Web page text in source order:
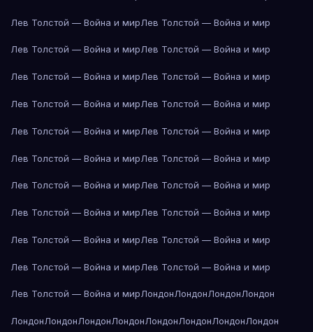
Лев Толстой — Война и мирЛев Толстой — Война и мир
Лев Толстой — Война и мирЛев Толстой — Война и мир
Лев Толстой — Война и мирЛев Толстой — Война и мир
Лев Толстой — Война и мирЛев Толстой — Война и мир
Лев Толстой — Война и мирЛев Толстой — Война и мир
Лев Толстой — Война и мирЛев Толстой — Война и мир
Лев Толстой — Война и мирЛев Толстой — Война и мир
Лев Толстой — Война и мирЛев Толстой — Война и мир
Лев Толстой — Война и мирЛев Толстой — Война и мир
Лев Толстой — Война и мирЛев Толстой — Война и мир
Лев Толстой — Война и мирЛондонЛондонЛондонЛондон
ЛондонЛондонЛондонЛондонЛондонЛондонЛондонЛондон